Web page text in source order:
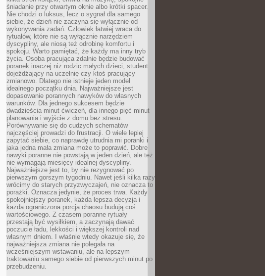
śniadanie przy otwartym oknie albo krótki spacer.
Nie chodzi o luksus, lecz o sygnał dla samego
siebie, że dzień nie zaczyna się wyłącznie od
wykonywania zadań. Człowiek łatwiej wraca do
rytuałów, które nie są wyłącznie narzędziem
dyscypliny, ale niosą też odrobinę komfortu i
spokoju. Warto pamiętać, że każdy ma inny tryb
życia. Osoba pracująca zdalnie będzie budować
poranek inaczej niż rodzic małych dzieci, student
dojeżdżający na uczelnię czy ktoś pracujący
zmianowo. Dlatego nie istnieje jeden model
idealnego początku dnia. Najważniejsze jest
dopasowanie porannych nawyków do własnych
warunków. Dla jednego sukcesem będzie
dwadzieścia minut ćwiczeń, dla innego pięć minut
planowania i wyjście z domu bez stresu.
Porównywanie się do cudzych schematów
najczęściej prowadzi do frustracji. O wiele lepiej
zapytać siebie, co naprawdę utrudnia mi poranki i
jaka jedna mała zmiana może to poprawić. Dobre
nawyki poranne nie powstają w jeden dzień, ale też
nie wymagają miesięcy idealnej dyscypliny.
Najważniejsze jest to, by nie rezygnować po
pierwszym gorszym tygodniu. Nawet jeśli kilka razy
wrócimy do starych przyzwyczajeń, nie oznacza to
porażki. Oznacza jedynie, że proces trwa. Każdy
spokojniejszy poranek, każda lepsza decyzja i
każda ograniczona porcja chaosu budują coś
wartościowego. Z czasem poranne rytuały
przestają być wysiłkiem, a zaczynają dawać
poczucie ładu, lekkości i większej kontroli nad
własnym dniem. I właśnie wtedy okazuje się, że
najważniejsza zmiana nie polegała na
wcześniejszym wstawaniu, ale na lepszym
traktowaniu samego siebie od pierwszych minut po
przebudzeniu.